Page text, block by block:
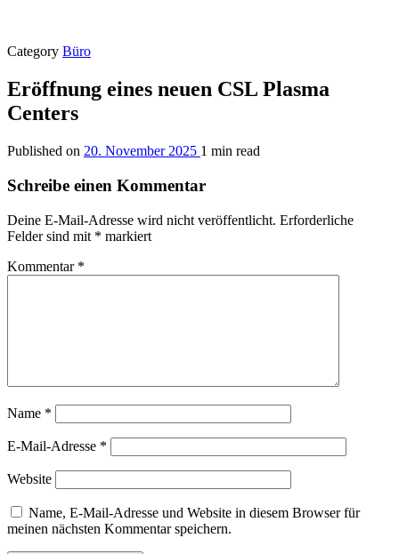
Category Büro
Eröffnung eines neuen CSL Plasma
Centers
Published on 20. November 2025 1 min read
Schreibe einen Kommentar
Deine E-Mail-Adresse wird nicht veröffentlicht. Erforderliche
Felder sind mit * markiert
Kommentar *
Name *
E-Mail-Adresse *
Website
Name, E-Mail-Adresse und Website in diesem Browser für
meinen nächsten Kommentar speichern.